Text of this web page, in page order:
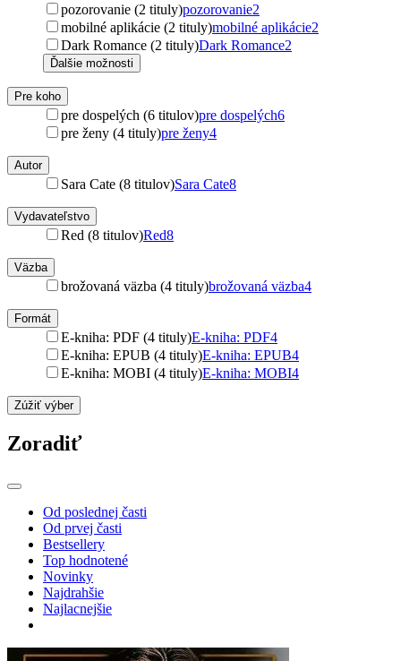
pozorovanie (2 tituly)pozorovanie2
mobilné aplikácie (2 tituly)mobilné aplikácie2
Dark Romance (2 tituly)Dark Romance2
Ďalšie možnosti
Pre koho
pre dospelých (6 titulov)pre dospelých6
pre ženy (4 tituly)pre ženy4
Autor
Sara Cate (8 titulov)Sara Cate8
Vydavateľstvo
Red (8 titulov)Red8
Väzba
brožovaná väzba (4 tituly)brožovaná väzba4
Formát
E-kniha: PDF (4 tituly)E-kniha: PDF4
E-kniha: EPUB (4 tituly)E-kniha: EPUB4
E-kniha: MOBI (4 tituly)E-kniha: MOBI4
Zúžiť výber
Zoradiť
Od poslednej časti
Od prvej časti
Bestsellery
Top hodnotené
Novinky
Najdrahšie
Najlacnejšie